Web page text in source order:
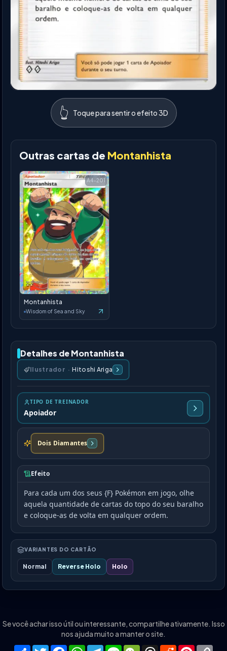
👆 Toque para sentir o efeito 3D
Outras cartas de Montanhista
A4-201
Montanhista
Wisdom of Sea and Sky
Detalhes de Montanhista
Ilustrador · Hitoshi Ariga
TIPO DE TREINADOR
Apoiador
Dois Diamantes
Efeito
Para cada um dos seus {F} Pokémon em jogo, olhe
aquela quantidade de cartas do topo do seu baralho
e coloque-as de volta em qualquer ordem.
VARIANTES DO CARTÃO
Normal Reverse Holo Holo
Se você achar isso útil ou interessante, compartilhe ativamente. Isso
nos ajuda muito a manter o site.
ShareTwitterFacebookWhatsApp
Telegram
Line WeChatThreads
Reddit